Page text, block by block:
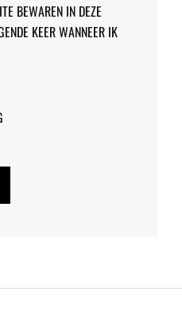
BEWAREN IN DEZE
KEER WANNEER IK